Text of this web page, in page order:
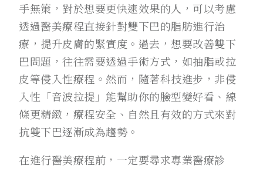
手無策，對於想要更快速效果的人，可以考慮
透過醫美療程直接針對雙下巴的脂肪進行治
療，提升皮膚的緊實度。過去，想要改善雙下
巴問題，往往需要透過手術方式，如抽脂或拉
皮等侵入性療程。然而，隨著科技進步，非侵
入性「音波拉提」能幫助你的臉型變好看、線
條更精緻，療程安全、自然且有效的方式來對
抗雙下巴逐漸成為趨勢。
在進行醫美療程前，一定要尋求專業醫療診